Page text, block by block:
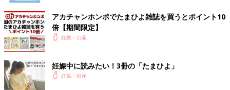
完食
14:30
子宮口は徐々に広がってるけど自分でおきる陣痛が伴ってなくて
頭が今以上におりてこない
筋肉注射して子宮口の厚みを薄くする
16:30
アカチャンホンポでたまひよ雑誌を買うとポイント10
倍【期間限定】
妊娠・出産
妊娠中に読みたい！3冊の「たまひよ」
妊娠・出産